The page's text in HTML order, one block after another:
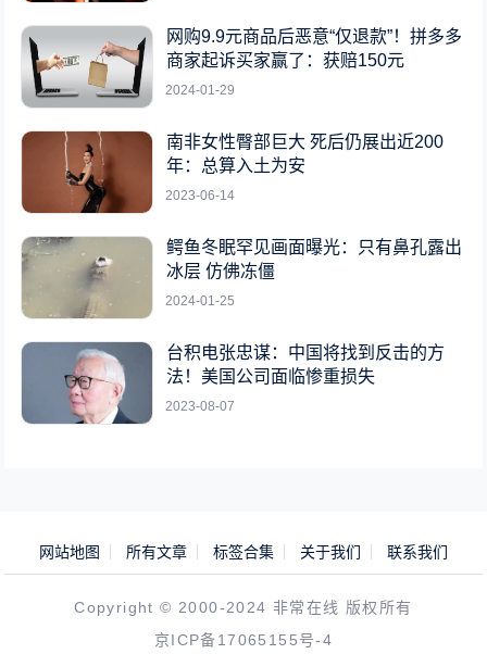
网购9.9元商品后恶意“仅退款”！拼多多
商家起诉买家赢了：获赔150元
2024-01-29
南非女性臀部巨大 死后仍展出近200
年：总算入土为安
2023-06-14
鳄鱼冬眠罕见画面曝光：只有鼻孔露出
冰层 仿佛冻僵
2024-01-25
台积电张忠谋：中国将找到反击的方
法！美国公司面临惨重损失
2023-08-07
网站地图 所有文章 标签合集 关于我们 联系我们
Copyright © 2000-2024 非常在线 版权所有
京ICP备17065155号-4